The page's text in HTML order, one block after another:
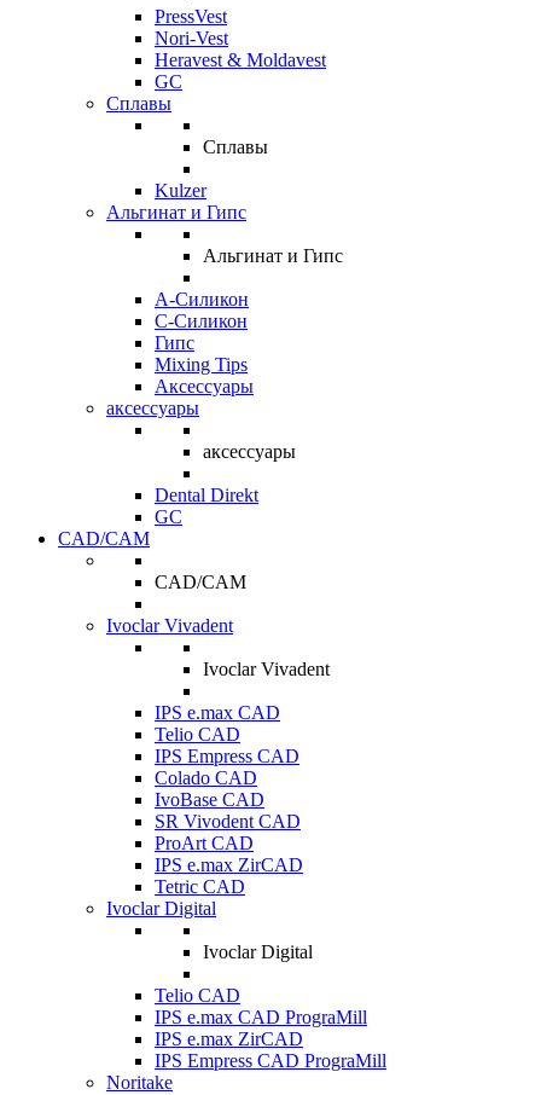
PressVest
Nori-Vest
Heravest & Moldavest
GC
Сплавы
Сплавы
Kulzer
Альгинат и Гипс
Альгинат и Гипс
A-Силикон
C-Силикон
Гипс
Mixing Tips
Аксессуары
аксессуары
аксессуары
Dental Direkt
GC
CAD/CAM
CAD/CAM
Ivoclar Vivadent
Ivoclar Vivadent
IPS e.max CAD
Telio CAD
IPS Empress CAD
Colado CAD
IvoBase CAD
SR Vivodent CAD
ProArt CAD
IPS e.max ZirCAD
Tetric CAD
Ivoclar Digital
Ivoclar Digital
Telio CAD
IPS e.max CAD PrograMill
IPS e.max ZirCAD
IPS Empress CAD PrograMill
Noritake